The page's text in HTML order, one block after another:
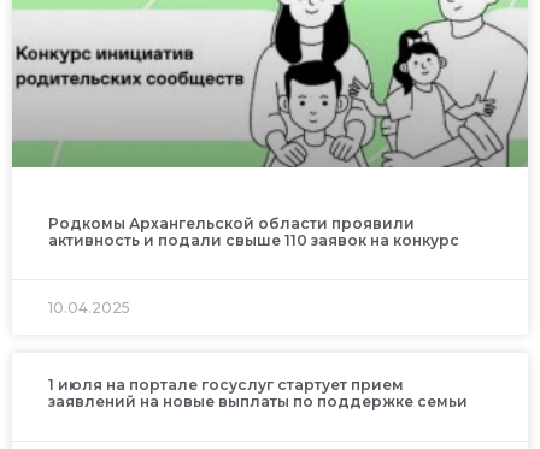
Родкомы Архангельской области проявили
активность и подали свыше 110 заявок на конкурс
10.04.2025
1 июля на портале госуслуг стартует прием
заявлений на новые выплаты по поддержке семьи